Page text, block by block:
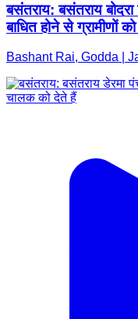
बसंतराय: बसंतराय
बाधित होने से ग्रामीणों
Bashant Rai, Godda |